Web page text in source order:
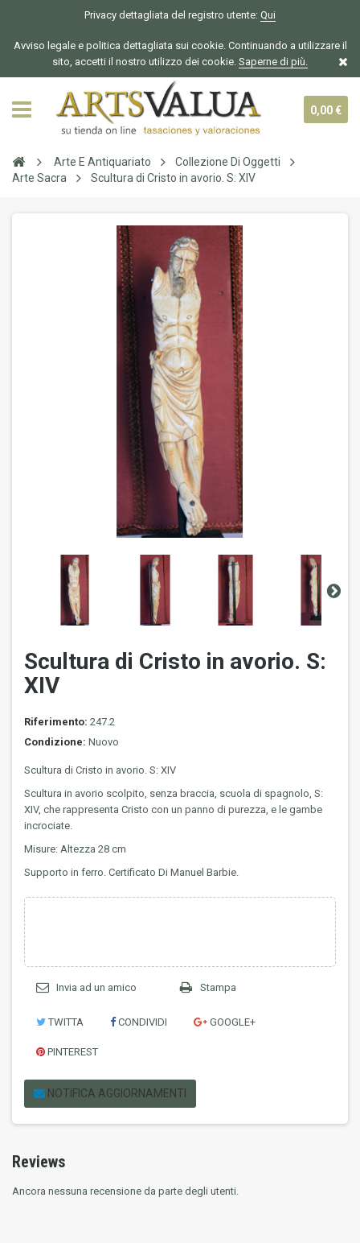
Privacy dettagliata del registro utente: Qui
Avviso legale e politica dettagliata sui cookie. Continuando a utilizzare il
sito, accetti il nostro utilizzo dei cookie. Saperne di più.
0,00 €
Arte E Antiquariato
Collezione Di Oggetti
Arte Sacra
Scultura di Cristo in avorio. S: XIV
Scultura di Cristo in avorio. S:
XIV
Riferimento: 247.2
Condizione: Nuovo
Scultura di Cristo in avorio. S: XIV
Scultura in avorio scolpito, senza braccia, scuola di spagnolo, S:
XIV, che rappresenta Cristo con un panno di purezza, e le gambe
incrociate.
Misure: Altezza 28 cm
Supporto in ferro. Certificato Di Manuel Barbie.
Invia ad un amico Stampa
TWITTA CONDIVIDI GOOGLE+
PINTEREST
NOTIFICA AGGIORNAMENTI
Reviews
Ancora nessuna recensione da parte degli utenti.